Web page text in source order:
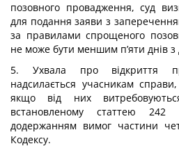
позовного провадження, суд
для подання заяви з
за правилами спрощеного
не може бути меншим п’яти днів
5. Ухвала про відкриття
надсилається учасникам
якщо від них
встановленому статтею
додержанням вимог частини
Кодексу.